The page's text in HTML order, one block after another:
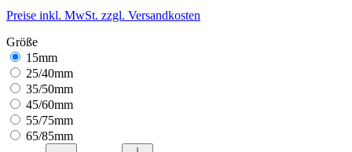
Preise inkl. MwSt. zzgl. Versandkosten
Größe
15mm
25/40mm
35/50mm
45/60mm
55/75mm
65/85mm